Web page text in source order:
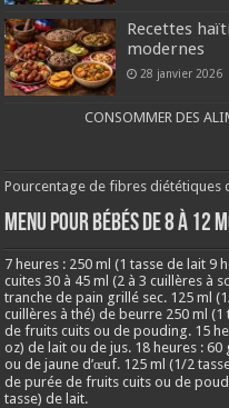
Recettes
modernes
28 janvier 2026
CONSOMMER DES
Pourcentage de fibres diététiques
MENU POUR BÉBÉS DE 8 à 12
7 heures : 250 ml (1 tasse de lait 9
cuites 30 à 45 ml (2 à 3 cuillères à
tranche de pain grillé sec. 125 ml
cuillères à thé) de beurre 250 ml
de fruits cuits ou de pouding. 15
oz) de lait ou de jus. 18 heures :
ou de jaune d’œuf. 125 ml (1/2
de purée de fruits cuits ou de
tasse) de lait.